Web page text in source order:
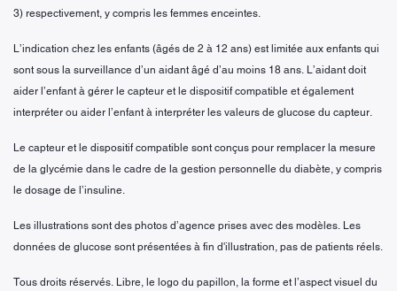
3) respectivement, y compris les femmes enceintes.
L’indication chez les enfants (âgés de 2 à 12 ans) est limitée aux enfants qui
sont sous la surveillance d’un aidant âgé d’au moins 18 ans. L’aidant doit
aider l’enfant à gérer le capteur et le dispositif compatible et également
interpréter ou aider l’enfant à interpréter les valeurs de glucose du capteur.
Le capteur et le dispositif compatible sont conçus pour remplacer la mesure
de la glycémie dans le cadre de la gestion personnelle du diabète, y compris
le dosage de l’insuline.
Les illustrations sont des photos d’agence prises avec des modèles. Les
données de glucose sont présentées à fin d'illustration, pas de patients réels.
Tous droits réservés. Libre, le logo du papillon, la forme et l’aspect visuel du